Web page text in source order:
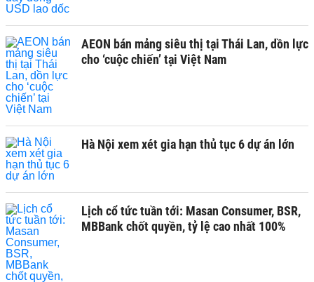
AEON bán mảng siêu thị tại Thái Lan, dồn lực
cho ‘cuộc chiến’ tại Việt Nam
Hà Nội xem xét gia hạn thủ tục 6 dự án lớn
Lịch cổ tức tuần tới: Masan Consumer, BSR,
MBBank chốt quyền, tỷ lệ cao nhất 100%